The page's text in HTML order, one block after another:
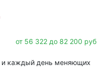
от 56 322 до 82 200 руб
и каждый день меняющих